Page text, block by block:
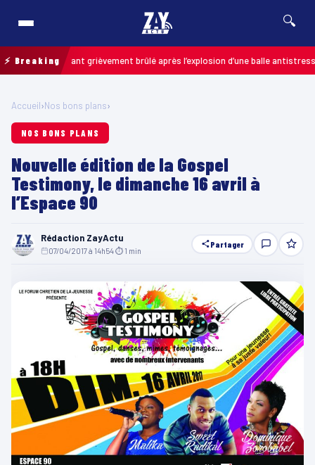
🔍
⚡ Breaking
: un enfant grièvement brûlé après l’explosion d’une balle antistress
Accueil›Nos bons plans›
NOS BONS PLANS
Nouvelle édition de la Gospel
Testimony, le dimanche 16 avril à
l’Espace 90
Rédaction ZayActu
07/04/2017 à 14h54⏱ 1 min
Partager